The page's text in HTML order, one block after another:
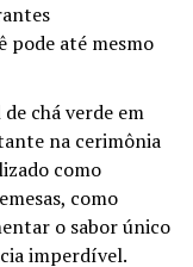
pode até mesmo
chá verde em
na cerimônia
como
como
o sabor único
imperdível.